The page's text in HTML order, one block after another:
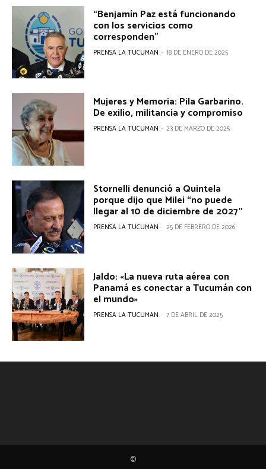
“Benjamín Paz está funcionando
con los servicios como
corresponden”
PRENSA LA TUCUMAN - 18 DE ENERO DE 2025
Mujeres y Memoria: Pila Garbarino.
De exilio, militancia y compromiso
PRENSA LA TUCUMAN - 23 DE MARZO DE 2025
Stornelli denunció a Quintela
porque dijo que Milei “no puede
llegar al 10 de diciembre de 2027″
PRENSA LA TUCUMAN - 25 DE FEBRERO DE 2026
Jaldo: «La nueva ruta aérea con
Panamá es conectar a Tucumán con
el mundo»
PRENSA LA TUCUMAN - 7 DE ABRIL DE 2025
©